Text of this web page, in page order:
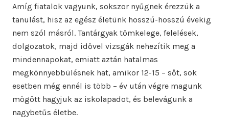
Amíg fiatalok vagyunk, sokszor nyűgnek érezzük a
tanulást, hisz az egész életünk hosszú-hosszú évekig
nem szól másról. Tantárgyak tömkelege, felelések,
dolgozatok, majd idővel vizsgák nehezítik meg a
mindennapokat, emiatt aztán hatalmas
megkönnyebbülésnek hat, amikor 12-15 – sőt, sok
esetben még ennél is több – év után végre magunk
mögött hagyjuk az iskolapadot, és belevágunk a
nagybetűs életbe.